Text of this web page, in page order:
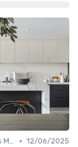
Rangements Muraux et Étagères • 12/06/2025